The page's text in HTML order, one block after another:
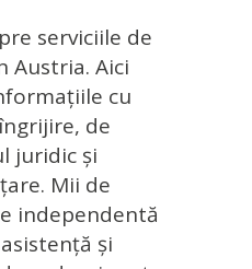
serviciile de
Austria. Aici
cu
de
juridic și
Mii de
independentă
şi